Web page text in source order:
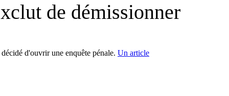
de démissionner
d'ouvrir une enquête pénale. Un article